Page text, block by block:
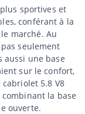
sportives et
conférant à la
marché. Au
seulement
aussi une base
sur le confort,
5.8 V8
la base
ouverte.